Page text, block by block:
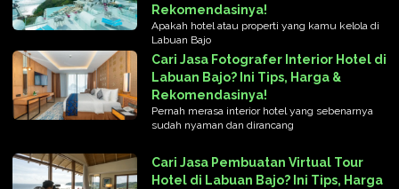
Rekomendasinya!
Apakah hotel atau properti yang kamu kelola di
Labuan Bajo
Cari Jasa Fotografer Interior Hotel di
Labuan Bajo? Ini Tips, Harga &
Rekomendasinya!
Pernah merasa interior hotel yang sebenarnya
sudah nyaman dan dirancang
Cari Jasa Pembuatan Virtual Tour
Hotel di Labuan Bajo? Ini Tips, Harga